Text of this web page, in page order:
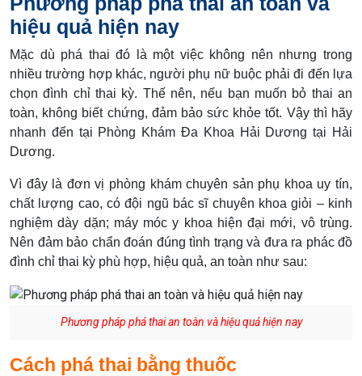
hiệu quả hiện nay
Mặc dù phá thai đó là một việc không nên nhưng trong
nhiều trường hợp khác, người phụ nữ buộc phải đi đến lựa
chọn đình chỉ thai kỳ. Thế nên, nếu bạn muốn bỏ thai an
toàn, không biết chứng, đảm bảo sức khỏe tốt. Vậy thì hãy
nhanh đến tại Phòng Khám Đa Khoa Hải Dương tại Hải
Dương.
Vì đây là đơn vị phòng khám chuyên sản phụ khoa uy tín,
chất lượng cao, có đội ngũ bác sĩ chuyên khoa giỏi – kinh
nghiệm dày dặn; máy móc y khoa hiện đại mới, vô trùng.
Nên đảm bảo chẩn đoán đúng tình trạng và đưa ra phác đồ
đình chỉ thai kỳ phù hợp, hiệu quả, an toàn như sau:
Phương pháp phá thai an toàn và hiệu quả hiện nay
Cách phá thai bằng thuốc